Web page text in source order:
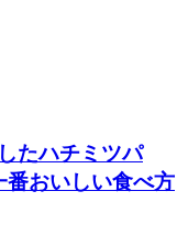
たハチミツパ
番おいしい食べ方